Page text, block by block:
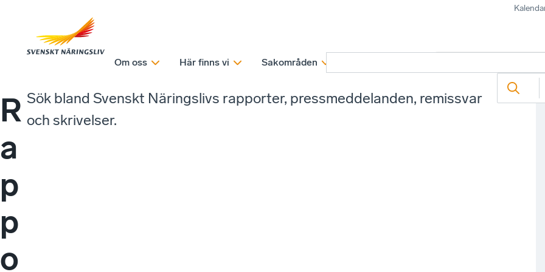
Om oss Här finns vi Sakområden
R
a
p
p
o
Sök bland Svenskt Näringslivs rapporter, pressmeddelanden, remissvar
och skrivelser.